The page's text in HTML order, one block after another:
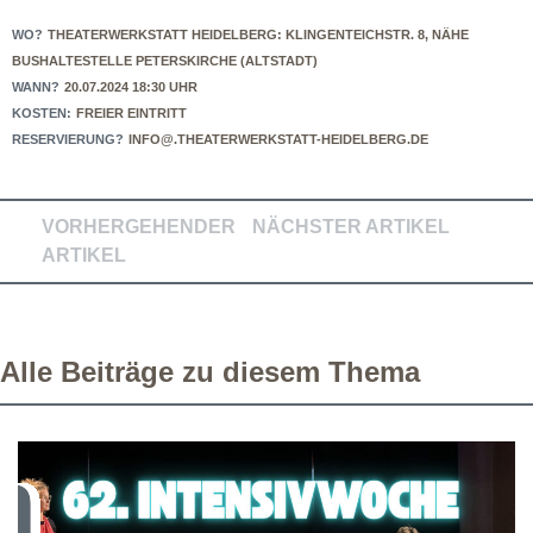
WO? THEATERWERKSTATT HEIDELBERG: KLINGENTEICHSTR. 8, NÄHE
BUSHALTESTELLE PETERSKIRCHE (ALTSTADT)
WANN? 20.07.2024 18:30 UHR
KOSTEN: FREIER EINTRITT
RESERVIERUNG?
INFO@.THEATERWERKSTATT-HEIDELBERG.DE
VORHERGEHENDER
ARTIKEL
NÄCHSTER ARTIKEL
Alle Beiträge zu diesem Thema